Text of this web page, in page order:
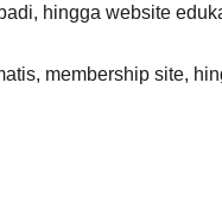
hingga website
membership site,